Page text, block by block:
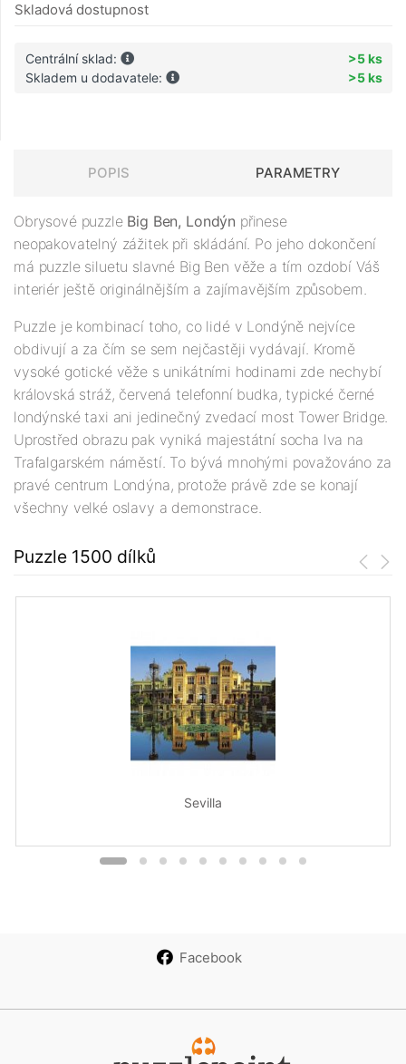
Skladová dostupnost
Centrální sklad:
>5 ks
Skladem u dodavatele:
>5 ks
POPIS PARAMETRY
Obrysové puzzle Big Ben, Londýn přinese
neopakovatelný zážitek při skládání. Po jeho dokončení
má puzzle siluetu slavné Big Ben věže a tím ozdobí Váš
interiér ještě originálnějším a zajímavějším způsobem.
Puzzle je kombinací toho, co lidé v Londýně nejvíce
obdivují a za čím se sem nejčastěji vydávají. Kromě
vysoké gotické věže s unikátními hodinami zde nechybí
královská stráž, červená telefonní budka, typické černé
londýnské taxi ani jedinečný zvedací most Tower Bridge.
Uprostřed obrazu pak vyniká majestátní socha lva na
Trafalgarském náměstí. To bývá mnohými považováno za
pravé centrum Londýna, protože právě zde se konají
všechny velké oslavy a demonstrace.
Puzzle 1500 dílků
Sevilla
Facebook